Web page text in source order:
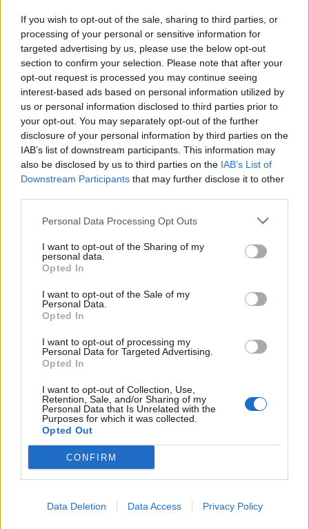
If you wish to opt-out of the sale, sharing to third parties, or
processing of your personal or sensitive information for
targeted advertising by us, please use the below opt-out
section to confirm your selection. Please note that after your
opt-out request is processed you may continue seeing
interest-based ads based on personal information utilized by
us or personal information disclosed to third parties prior to
your opt-out. You may separately opt-out of the further
disclosure of your personal information by third parties on the
IAB’s list of downstream participants. This information may
also be disclosed by us to third parties on the IAB’s List of
Downstream Participants that may further disclose it to other
Personal Data Processing Opt Outs
I want to opt-out of the Sharing of my
personal data.
Opted In
I want to opt-out of the Sale of my
Personal Data.
Opted In
I want to opt-out of processing my
Personal Data for Targeted Advertising.
Opted In
I want to opt-out of Collection, Use,
Retention, Sale, and/or Sharing of my
Personal Data that Is Unrelated with the
Purposes for which it was collected.
Opted Out
CONFIRM
Data Deletion Data Access Privacy Policy
В Румъния нивото на река Дунав
достигна исторически минимум
Пекин е обявен за Световна столица
на архитектурата за 2029 г.
06.08.2026 / 17:30